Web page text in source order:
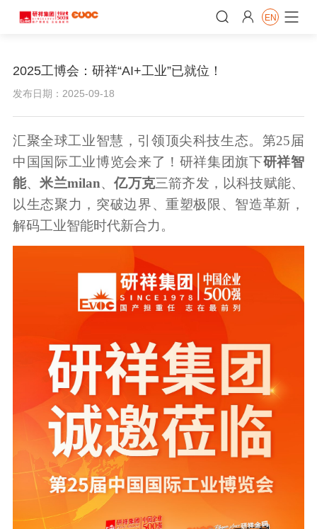

 EN
2025工博会：研祥“AI+工业”已就位！
发布日期：2025-09-18
汇聚全球工业智慧，引领顶尖科技生态。第25届
中国国际工业博览会来了！研祥集团旗下研祥智
能、米兰milan、亿万克三箭齐发，以科技赋能、
以生态聚力，突破边界、重塑极限、智造革新，
解码工业智能时代新合力。